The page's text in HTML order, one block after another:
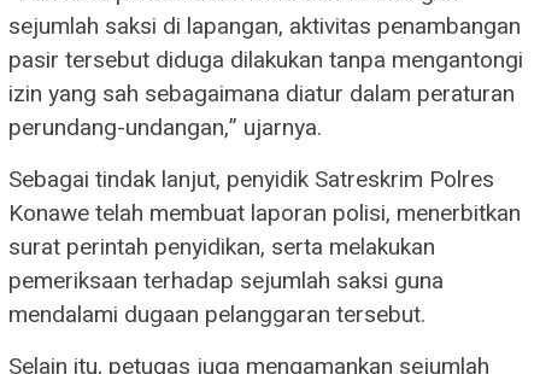
sejumlah saksi di lapangan, aktivitas penambangan
pasir tersebut diduga dilakukan tanpa mengantongi
izin yang sah sebagaimana diatur dalam peraturan
perundang-undangan,” ujarnya.
Sebagai tindak lanjut, penyidik Satreskrim Polres
Konawe telah membuat laporan polisi, menerbitkan
surat perintah penyidikan, serta melakukan
pemeriksaan terhadap sejumlah saksi guna
mendalami dugaan pelanggaran tersebut.
Selain itu, petugas juga mengamankan sejumlah